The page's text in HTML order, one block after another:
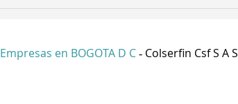
Empresas en BOGOTA D C - Colserfin Csf S A S